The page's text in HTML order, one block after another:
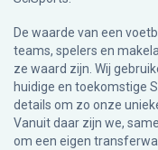
De waarde van een
teams, spelers en
ze waard zijn. Wij
huidige en toekomstige
details om zo onze
Vanuit daar zijn we,
om een eigen